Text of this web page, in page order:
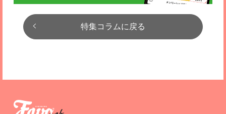
特集コラムに戻る